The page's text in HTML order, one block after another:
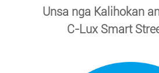
Unsa nga Kalihokan
C-Lux Smart